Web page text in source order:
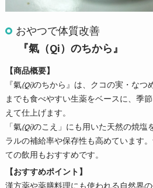
おやつで体質改善
『氣（Qi）のちから』
【商品概要】
『氣(Qi)のちから』は、クコの実・なつ
までも食べやすい生薬をベースに、季
えて仕上げます。
「氣(Qi)のこえ」にも用いた天然の焼塩
ラルの補給率や保存性も高めています
ての飲用もおすすめです。
【おすすめポイント】